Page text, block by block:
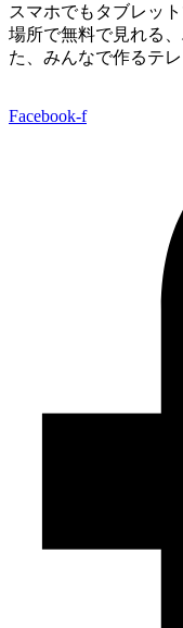
スマホでもタブレッ
場所で無料で見れる、
た、みんなで作るテレ
Facebook-f